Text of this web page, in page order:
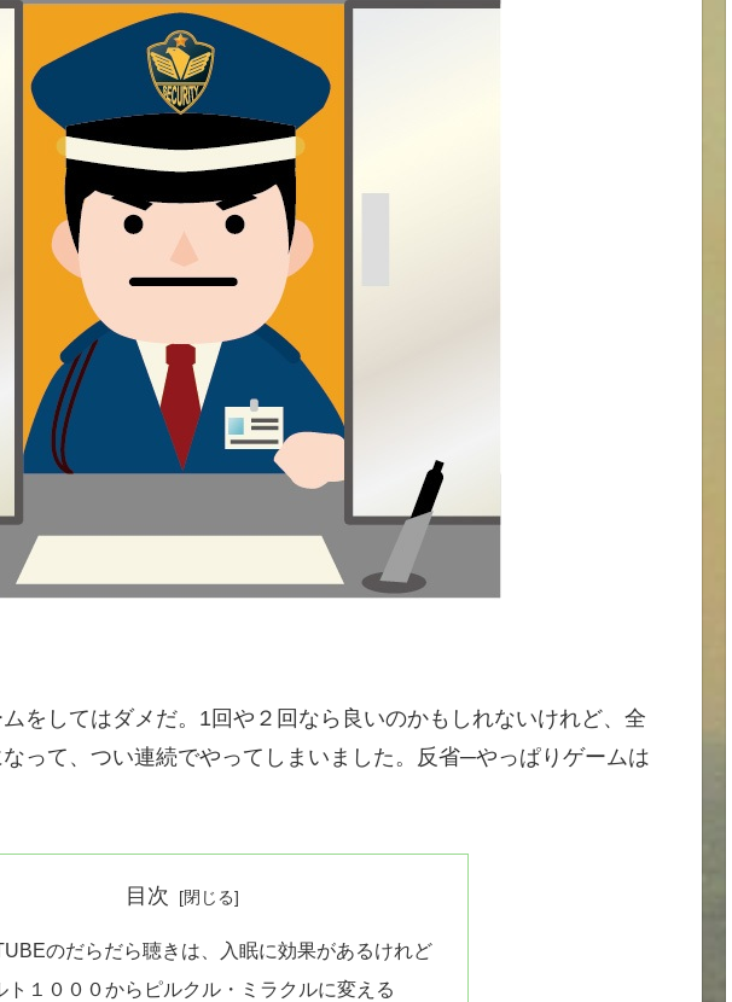
をしてはダメだ。1回や２回なら良いのかもしれないけれど、全
って、つい連続でやってしまいました。反省─やっぱりゲームは
目次
のだらだら聴きは、入眠に効果があるけれど
ト１０００からピルクル・ミラクルに変える